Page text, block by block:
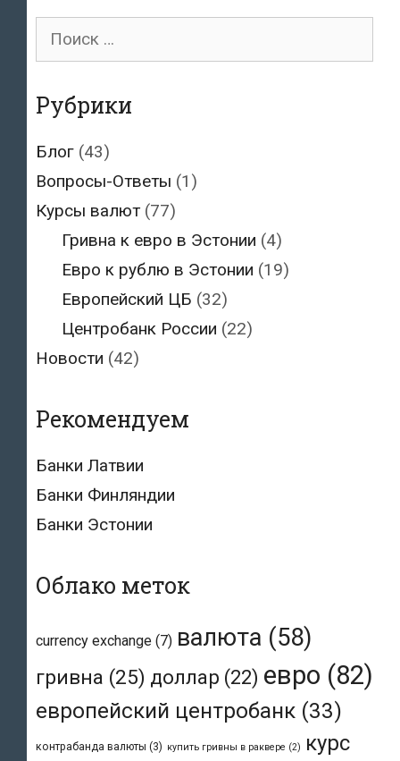
Поиск
Рубрики
Блог (43)
Вопросы-Ответы (1)
Курсы валют (77)
Гривна к евро в Эстонии (4)
Евро к рублю в Эстонии (19)
Европейский ЦБ (32)
Центробанк России (22)
Новости (42)
Рекомендуем
Банки Латвии
Банки Финляндии
Банки Эстонии
Облако меток
currency exchange (7) валюта (58)
гривна (25) доллар (22) евро (82)
европейский центробанк (33)
контрабанда валюты (3) купить гривны в раквере (2)
курс